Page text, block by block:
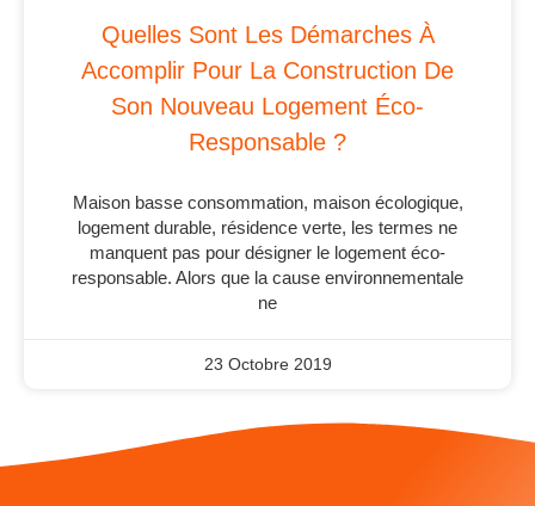
Quelles Sont Les Démarches À
Accomplir Pour La Construction De
Son Nouveau Logement Éco-
Responsable ?
Maison basse consommation, maison écologique,
logement durable, résidence verte, les termes ne
manquent pas pour désigner le logement éco-
responsable. Alors que la cause environnementale
ne
23 Octobre 2019